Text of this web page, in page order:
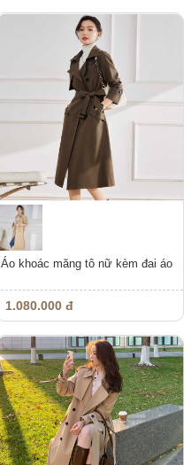
Áo khoác măng tô nữ kèm đai áo
1.080.000 đ